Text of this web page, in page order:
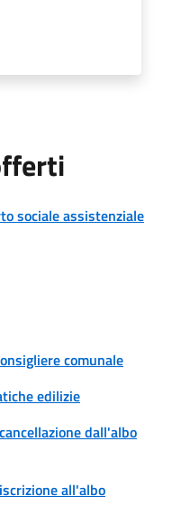
sociale assistenziale
comunale
edilizie
dall'albo
all'albo